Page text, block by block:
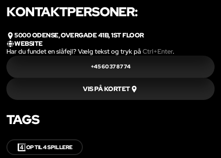
KONTAKTPERSONER:
5000 ODENSE, OVERGADE 41B, 1ST FLOOR
WEBSITE
Har du fundet en slåfejl? Vælg tekst og tryk påCtrl+Enter.
+45 60 37 87 74
VIS PÅ KORTET
TAGS
4️⃣OP TIL 4 SPILLERE